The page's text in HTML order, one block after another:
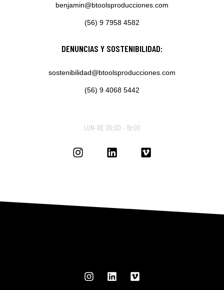
benjamin@btoolsproducciones.com
(56) 9 7958 4582
DENUNCIAS Y SOSTENIBILIDAD:
sostenibilidad@btoolsproducciones.com
(56) 9 4068 5442
LUN-VIE 09:00 - 19:00